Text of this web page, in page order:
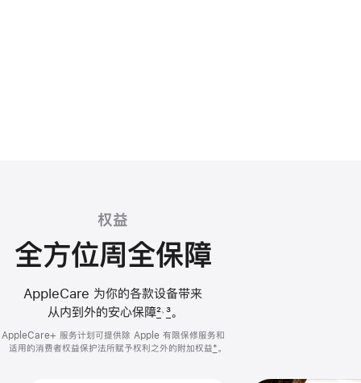
权益
全方位周全保障
AppleCare 为你的各款设备带来
从内到外的安心保障2 3。
AppleCare+ 服务计划可提供除 Apple 有限保修服务和
适用的消费者权益保护法所赋予权利之外的 附加权益*。